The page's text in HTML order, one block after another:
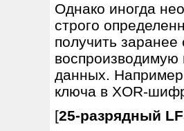
Однако иногда
строго
получить
воспроизводимую
данных.
ключа в XOR-
[25-разрядный